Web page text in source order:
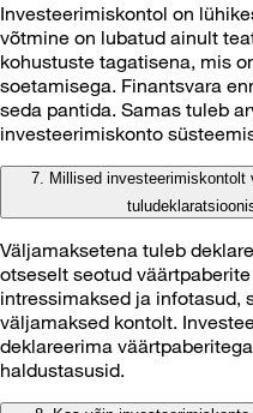
Investeerimiskontol on
võtmine on lubatud ainult
kohustuste tagatisena, mis
soetamisega. Finantsvara
seda pantida. Samas tuleb
investeerimiskonto
7. Millised investeerimiskontolt
Väljamaksetena tuleb
otseselt seotud
intressimaksed ja infotasud,
väljamaksed kontolt.
deklareerima
haldustasusid.